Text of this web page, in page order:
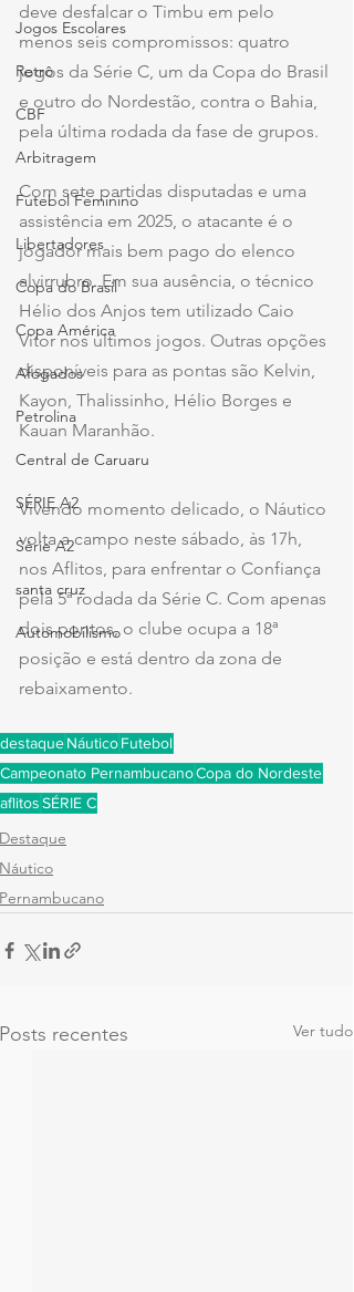
Jogos Escolares
Retrô
CBF
Arbitragem
Futebol Feminino
Libertadores
Copa do Brasil
Copa América
Afogados
Petrolina
Central de Caruaru
SÉRIE A2
Série A2
santa cruz
Automobilismo
deve desfalcar o Timbu em pelo
menos seis compromissos: quatro
jogos da Série C, um da Copa do Brasil
e outro do Nordestão, contra o Bahia,
pela última rodada da fase de grupos.
Com sete partidas disputadas e uma
assistência em 2025, o atacante é o
jogador mais bem pago do elenco
alvirrubro. Em sua ausência, o técnico
Hélio dos Anjos tem utilizado Caio
Vitor nos últimos jogos. Outras opções
disponíveis para as pontas são Kelvin,
Kayon, Thalissinho, Hélio Borges e
Kauan Maranhão.
Vivendo momento delicado, o Náutico
volta a campo neste sábado, às 17h,
nos Aflitos, para enfrentar o Confiança
pela 5ª rodada da Série C. Com apenas
dois pontos, o clube ocupa a 18ª
posição e está dentro da zona de
rebaixamento.
destaqueNáuticoFutebol
Campeonato PernambucanoCopa do Nordeste
aflitosSÉRIE C
Destaque
Náutico
Pernambucano
Posts recentes Ver tudo